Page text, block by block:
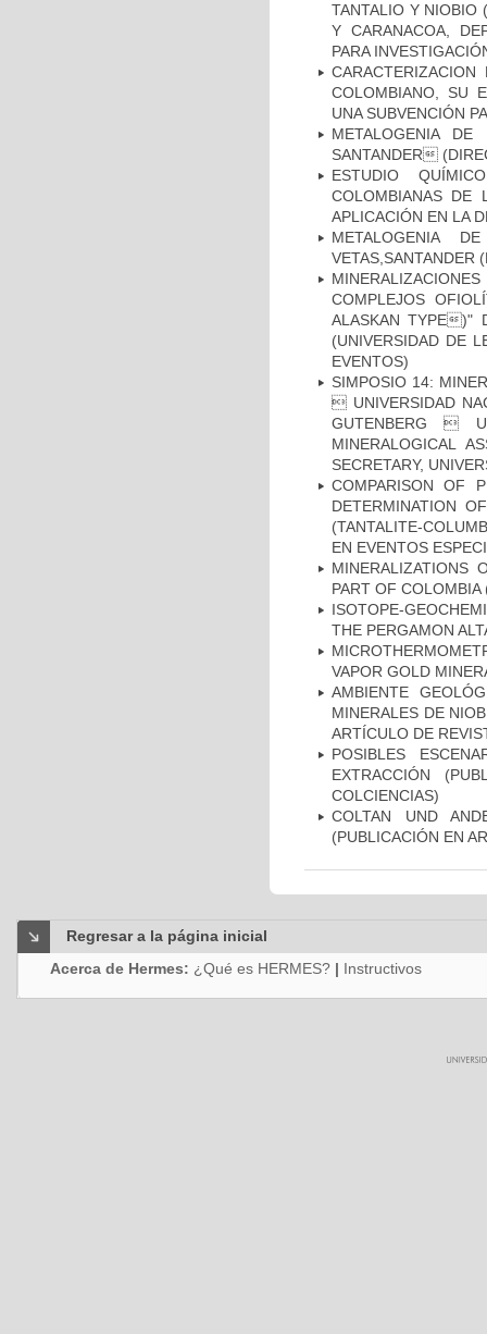
TANTALIO Y NIOBIO
Y CARANACOA,
PARA
COLOMBIANO, SU
UNA SUBVENCIÓN
METALOGENIA
SANTANDER
ESTUDIO
COLOMBIANAS DE
APLICACIÓN EN LA
METALOGENIA
VETAS,SANTANDER
COMPLEJOS
ALASKAN TYPE)"
(UNIVERSIDAD DE
EVENTOS)
SIMPOSIO 14:
 UNIVERSIDAD
GUTENBERG 
MINERALOGICAL
SECRETARY,
COMPARISON OF
DETERMINATION
(TANTALITE-
EN EVENTOS
MINERALIZATIONS
PART OF
ISOTOPE-
THE PERGAMON
VAPOR GOLD
AMBIENTE
MINERALES DE
ARTÍCULO DE
POSIBLES
EXTRACCIÓN
COLCIENCIAS)
COLTAN UND
(PUBLICACIÓN EN
Regresar a la página inicial
Acerca de Hermes: ¿Qué es HERMES? | Instructivos